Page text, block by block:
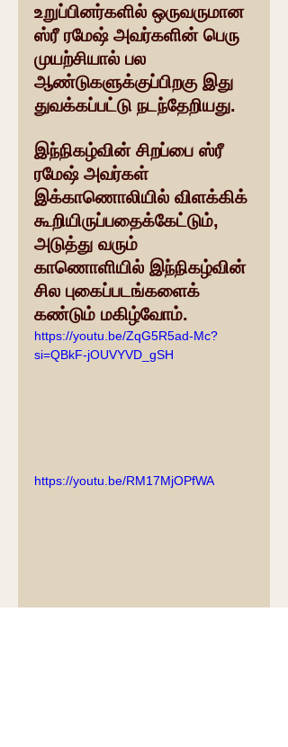
உறுப்பினர்களில் ஒருவருமான
ஸ்ரீ ரமேஷ் அவர்களின் பெரு
முயற்சியால் பல
ஆண்டுகளுக்குப்பிறகு இது
துவக்கப்பட்டு நடந்தேறியது.
இந்நிகழ்வின் சிறப்பை ஸ்ரீ
ரமேஷ் அவர்கள்
இக்காணொலியில் விளக்கிக்
கூறியிருப்பதைக்கேட்டும்,
அடுத்து வரும்
காணொளியில் இந்நிகழ்வின்
சில புகைப்படங்களைக்
கண்டும் மகிழ்வோம்.
https://youtu.be/ZqG5R5ad-Mc?
si=QBkF-jOUVYVD_gSH
https://youtu.be/RM17MjOPfWA